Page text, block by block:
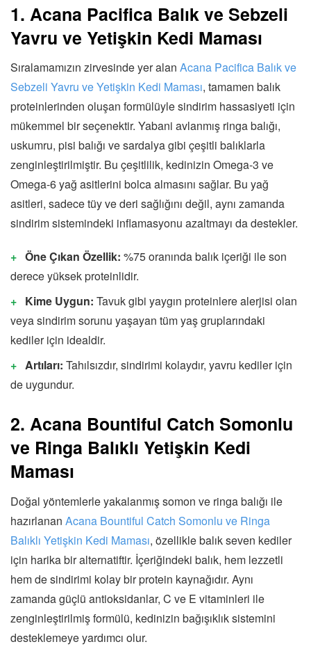
1. Acana Pacifica Balık ve Sebzeli
Yavru ve Yetişkin Kedi Maması
Sıralamamızın zirvesinde yer alan Acana Pacifica Balık ve
Sebzeli Yavru ve Yetişkin Kedi Maması, tamamen balık
proteinlerinden oluşan formülüyle sindirim hassasiyeti için
mükemmel bir seçenektir. Yabani avlanmış ringa balığı,
uskumru, pisi balığı ve sardalya gibi çeşitli balıklarla
zenginleştirilmiştir. Bu çeşitlilik, kedinizin Omega-3 ve
Omega-6 yağ asitlerini bolca almasını sağlar. Bu yağ
asitleri, sadece tüy ve deri sağlığını değil, aynı zamanda
sindirim sistemindeki inflamasyonu azaltmayı da destekler.
Öne Çıkan Özellik: %75 oranında balık içeriği ile son
derece yüksek proteinlidir.
Kime Uygun: Tavuk gibi yaygın proteinlere alerjisi olan
veya sindirim sorunu yaşayan tüm yaş gruplarındaki
kediler için idealdir.
Artıları: Tahılsızdır, sindirimi kolaydır, yavru kediler için
de uygundur.
2. Acana Bountiful Catch Somonlu
ve Ringa Balıklı Yetişkin Kedi
Maması
Doğal yöntemlerle yakalanmış somon ve ringa balığı ile
hazırlanan Acana Bountiful Catch Somonlu ve Ringa
Balıklı Yetişkin Kedi Maması, özellikle balık seven kediler
için harika bir alternatiftir. İçeriğindeki balık, hem lezzetli
hem de sindirimi kolay bir protein kaynağıdır. Aynı
zamanda güçlü antioksidanlar, C ve E vitaminleri ile
zenginleştirilmiş formülü, kedinizin bağışıklık sistemini
desteklemeye yardımcı olur.